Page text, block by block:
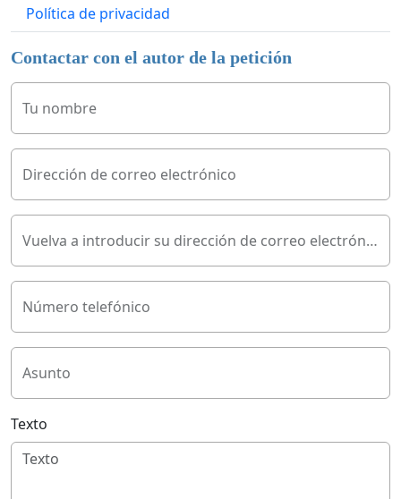
Política de privacidad
Contactar con el autor de la petición
Tu nombre
Dirección de correo electrónico
Vuelva a introducir su dirección de correo electrónico
Número telefónico
Asunto
Texto